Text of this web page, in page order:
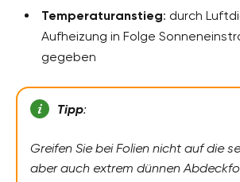
Temperaturanstieg: durch
Aufheizung in Folge
gegeben
Tipp:
Greifen Sie bei Folien nicht auf die
aber auch extrem dünnen